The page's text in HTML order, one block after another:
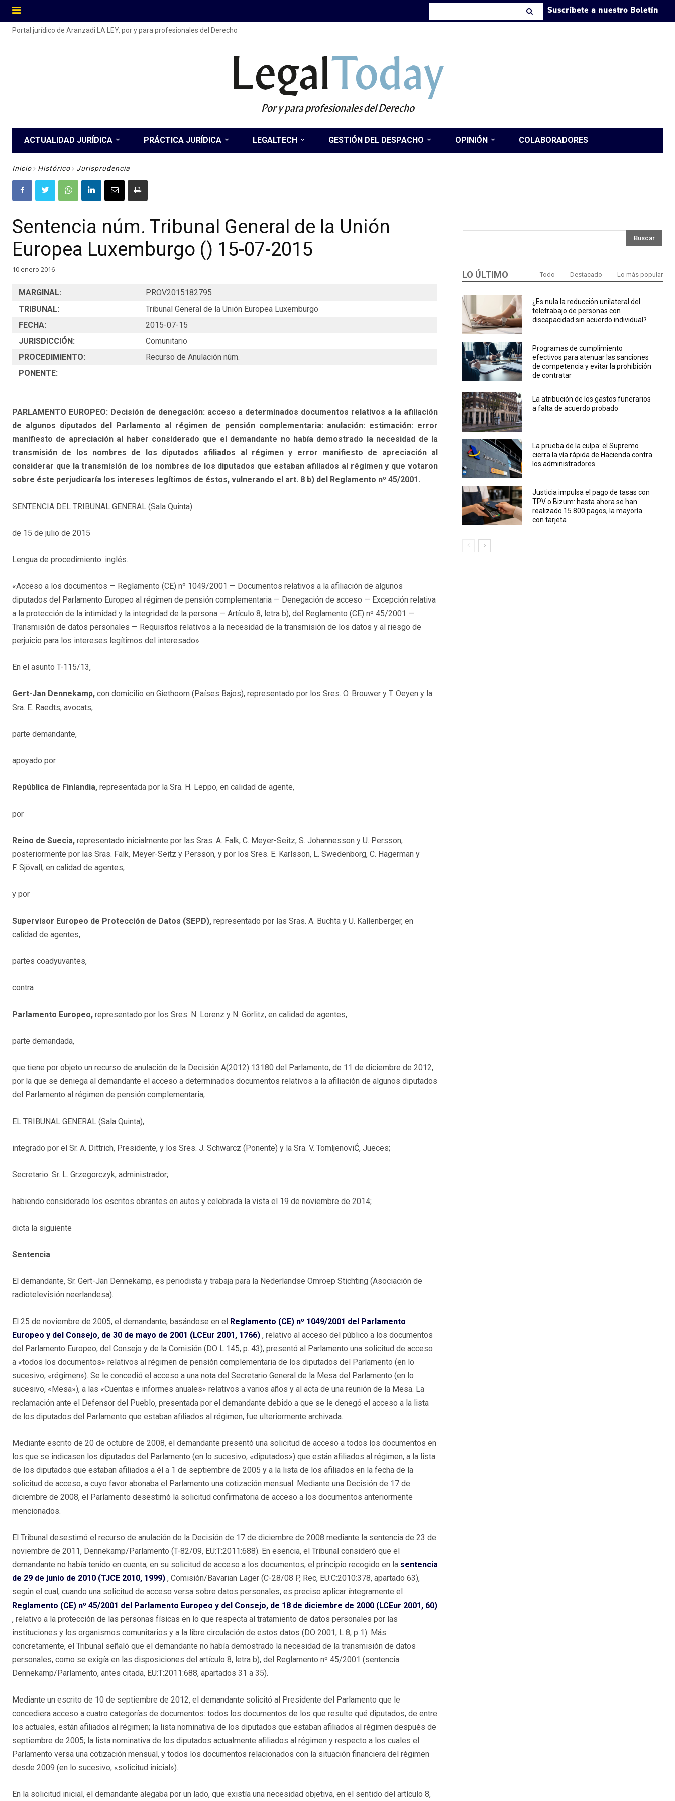
Suscríbete a nuestro Boletín
Portal jurídico de Aranzadi LA LEY, por y para profesionales del Derecho
LegalToday
Por y para profesionales del Derecho
ACTUALIDAD JURÍDICA PRÁCTICA JURÍDICA LEGALTECH GESTIÓN DEL DESPACHO OPINIÓN COLABORADORES
Inicio Histórico Jurisprudencia
Sentencia núm. Tribunal General de la Unión
Europea Luxemburgo () 15-07-2015
10 enero 2016
MARGINAL:
PROV2015182795
TRIBUNAL:
Tribunal General de la Unión Europea Luxemburgo
FECHA:
2015-07-15
JURISDICCIÓN:
Comunitario
PROCEDIMIENTO:
Recurso de Anulación núm.
PONENTE:
PARLAMENTO EUROPEO: Decisión de denegación: acceso a determinados documentos relativos a la afiliación
de algunos diputados del Parlamento al régimen de pensión complementaria: anulación: estimación: error
manifiesto de apreciación al haber considerado que el demandante no había demostrado la necesidad de la
transmisión de los nombres de los diputados afiliados al régimen y error manifiesto de apreciación al
considerar que la transmisión de los nombres de los diputados que estaban afiliados al régimen y que votaron
sobre éste perjudicaría los intereses legítimos de éstos, vulnerando el art. 8 b) del Reglamento nº 45/2001.
SENTENCIA DEL TRIBUNAL GENERAL (Sala Quinta)
de 15 de julio de 2015
Lengua de procedimiento: inglés.
«Acceso a los documentos — Reglamento (CE) nº 1049/2001 — Documentos relativos a la afiliación de algunos
diputados del Parlamento Europeo al régimen de pensión complementaria — Denegación de acceso — Excepción relativa
a la protección de la intimidad y la integridad de la persona — Artículo 8, letra b), del Reglamento (CE) nº 45/2001 —
Transmisión de datos personales — Requisitos relativos a la necesidad de la transmisión de los datos y al riesgo de
perjuicio para los intereses legítimos del interesado»
En el asunto T-115/13,
Gert-Jan Dennekamp, con domicilio en Giethoorn (Países Bajos), representado por los Sres. O. Brouwer y T. Oeyen y la
Sra. E. Raedts, avocats,
parte demandante,
apoyado por
República de Finlandia, representada por la Sra. H. Leppo, en calidad de agente,
por
Reino de Suecia, representado inicialmente por las Sras. A. Falk, C. Meyer-Seitz, S. Johannesson y U. Persson,
posteriormente por las Sras. Falk, Meyer-Seitz y Persson, y por los Sres. E. Karlsson, L. Swedenborg, C. Hagerman y
F. Sjövall, en calidad de agentes,
y por
Supervisor Europeo de Protección de Datos (SEPD), representado por las Sras. A. Buchta y U. Kallenberger, en
calidad de agentes,
partes coadyuvantes,
contra
Parlamento Europeo, representado por los Sres. N. Lorenz y N. Görlitz, en calidad de agentes,
parte demandada,
que tiene por objeto un recurso de anulación de la Decisión A(2012) 13180 del Parlamento, de 11 de diciembre de 2012,
por la que se deniega al demandante el acceso a determinados documentos relativos a la afiliación de algunos diputados
del Parlamento al régimen de pensión complementaria,
EL TRIBUNAL GENERAL (Sala Quinta),
integrado por el Sr. A. Dittrich, Presidente, y los Sres. J. Schwarcz (Ponente) y la Sra. V. TomljenoviĆ, Jueces;
Secretario: Sr. L. Grzegorczyk, administrador;
habiendo considerado los escritos obrantes en autos y celebrada la vista el 19 de noviembre de 2014;
dicta la siguiente
Sentencia
El demandante, Sr. Gert-Jan Dennekamp, es periodista y trabaja para la Nederlandse Omroep Stichting (Asociación de
radiotelevisión neerlandesa).
El 25 de noviembre de 2005, el demandante, basándose en el
Reglamento (CE) nº 1049/2001 del Parlamento
Europeo y del Consejo, de 30 de mayo de 2001 (LCEur 2001, 1766) , relativo al acceso del público a los documentos
del Parlamento Europeo, del Consejo y de la Comisión (DO L 145, p. 43), presentó al Parlamento una solicitud de acceso
a «todos los documentos» relativos al régimen de pensión complementaria de los diputados del Parlamento (en lo
sucesivo, «régimen»). Se le concedió el acceso a una nota del Secretario General de la Mesa del Parlamento (en lo
sucesivo, «Mesa»), a las «Cuentas e informes anuales» relativos a varios años y al acta de una reunión de la Mesa. La
reclamación ante el Defensor del Pueblo, presentada por el demandante debido a que se le denegó el acceso a la lista
de los diputados del Parlamento que estaban afiliados al régimen, fue ulteriormente archivada.
Mediante escrito de 20 de octubre de 2008, el demandante presentó una solicitud de acceso a todos los documentos en
los que se indicasen los diputados del Parlamento (en lo sucesivo, «diputados») que están afiliados al régimen, a la lista
de los diputados que estaban afiliados a él a 1 de septiembre de 2005 y a la lista de los afiliados en la fecha de la
solicitud de acceso, a cuyo favor abonaba el Parlamento una cotización mensual. Mediante una Decisión de 17 de
diciembre de 2008, el Parlamento desestimó la solicitud confirmatoria de acceso a los documentos anteriormente
mencionados.
El Tribunal desestimó el recurso de anulación de la Decisión de 17 de diciembre de 2008 mediante la sentencia de 23 de
noviembre de 2011, Dennekamp/Parlamento (T-82/09, EU:T:2011:688). En esencia, el Tribunal consideró que el
demandante no había tenido en cuenta, en su solicitud de acceso a los documentos, el principio recogido en la sentencia
de 29 de junio de 2010 (TJCE 2010, 1999) , Comisión/Bavarian Lager (C-28/08 P, Rec, EU:C:2010:378, apartado 63),
según el cual, cuando una solicitud de acceso versa sobre datos personales, es preciso aplicar íntegramente el
Reglamento (CE) nº 45/2001 del Parlamento Europeo y del Consejo, de 18 de diciembre de 2000 (LCEur 2001, 60)
, relativo a la protección de las personas físicas en lo que respecta al tratamiento de datos personales por las
instituciones y los organismos comunitarios y a la libre circulación de estos datos (DO 2001, L 8, p 1). Más
concretamente, el Tribunal señaló que el demandante no había demostrado la necesidad de la transmisión de datos
personales, como se exigía en las disposiciones del artículo 8, letra b), del Reglamento nº 45/2001 (sentencia
Dennekamp/Parlamento, antes citada, EU:T:2011:688, apartados 31 a 35).
Mediante un escrito de 10 de septiembre de 2012, el demandante solicitó al Presidente del Parlamento que le
concediera acceso a cuatro categorías de documentos: todos los documentos de los que resulte qué diputados, de entre
los actuales, están afiliados al régimen; la lista nominativa de los diputados que estaban afiliados al régimen después de
septiembre de 2005; la lista nominativa de los diputados actualmente afiliados al régimen y respecto a los cuales el
Parlamento versa una cotización mensual, y todos los documentos relacionados con la situación financiera del régimen
desde 2009 (en lo sucesivo, «solicitud inicial»).
En la solicitud inicial, el demandante alegaba por un lado, que existía una necesidad objetiva, en el sentido del artículo 8,
Buscar
LO ÚLTIMO Todo Destacado Lo más popular
¿Es nula la reducción unilateral del
teletrabajo de personas con
discapacidad sin acuerdo individual?
Programas de cumplimiento
efectivos para atenuar las sanciones
de competencia y evitar la prohibición
de contratar
La atribución de los gastos funerarios
a falta de acuerdo probado
La prueba de la culpa: el Supremo
cierra la vía rápida de Hacienda contra
los administradores
Justicia impulsa el pago de tasas con
TPV o Bizum: hasta ahora se han
realizado 15.800 pagos, la mayoría
con tarjeta